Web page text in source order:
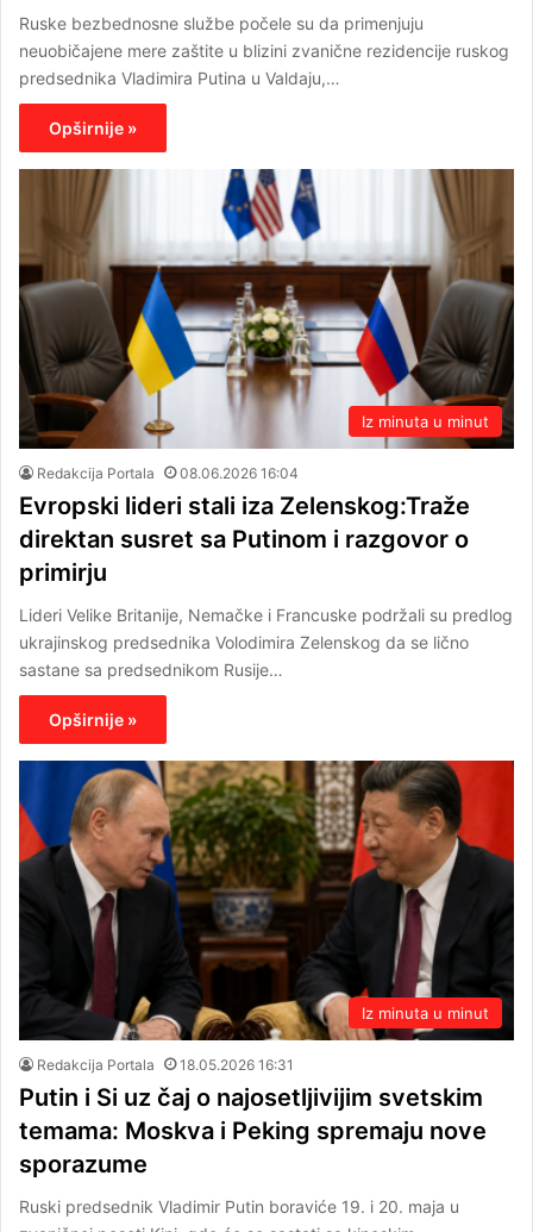
Ruske bezbednosne službe počele su da primenjuju
neuobičajene mere zaštite u blizini zvanične rezidencije ruskog
predsednika Vladimira Putina u Valdaju,…
Opširnije »
Iz minuta u minut
Redakcija Portala 08.06.2026 16:04
Evropski lideri stali iza Zelenskog:Traže
direktan susret sa Putinom i razgovor o
primirju
Lideri Velike Britanije, Nemačke i Francuske podržali su predlog
ukrajinskog predsednika Volodimira Zelenskog da se lično
sastane sa predsednikom Rusije…
Opširnije »
Iz minuta u minut
Redakcija Portala 18.05.2026 16:31
Putin i Si uz čaj o najosetljivijim svetskim
temama: Moskva i Peking spremaju nove
sporazume
Ruski predsednik Vladimir Putin boraviće 19. i 20. maja u